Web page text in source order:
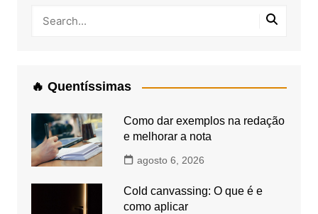
🔥 Quentíssimas
Como dar exemplos na redação
e melhorar a nota
agosto 6, 2026
Cold canvassing: O que é e
como aplicar